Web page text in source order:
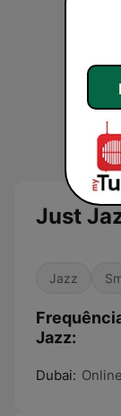
Just
Jazz
Jazz:
Dubai: Online